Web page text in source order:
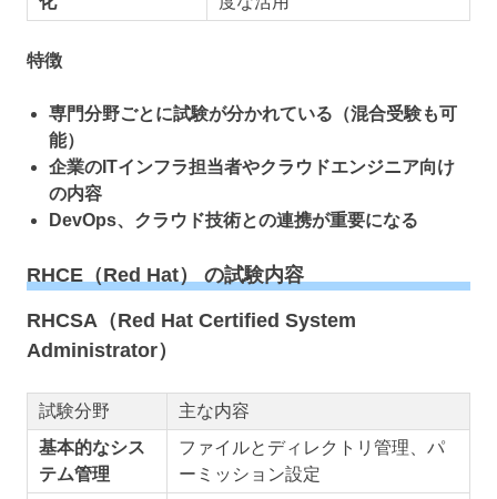
特徴
専門分野ごとに試験が分かれている（混合受験も可
能）
企業のITインフラ担当者やクラウドエンジニア向け
の内容
DevOps、クラウド技術との連携が重要になる
RHCE（Red Hat） の試験内容
RHCSA（Red Hat Certified System
Administrator）
試験分野
主な内容
基本的なシス
テム管理
ファイルとディレクトリ管理、パ
ーミッション設定